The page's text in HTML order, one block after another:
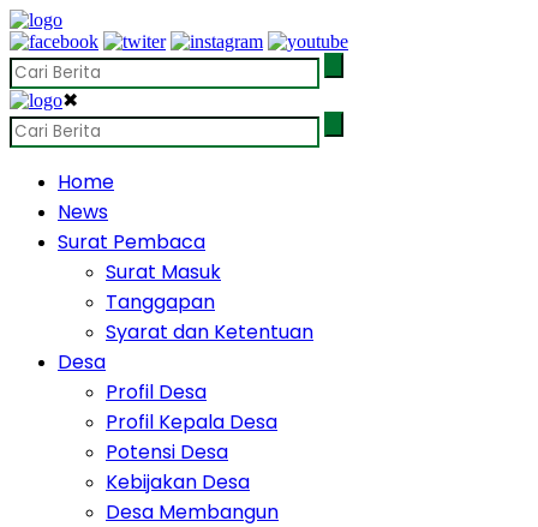
✖
Home
News
Surat Pembaca
Surat Masuk
Tanggapan
Syarat dan Ketentuan
Desa
Profil Desa
Profil Kepala Desa
Potensi Desa
Kebijakan Desa
Desa Membangun